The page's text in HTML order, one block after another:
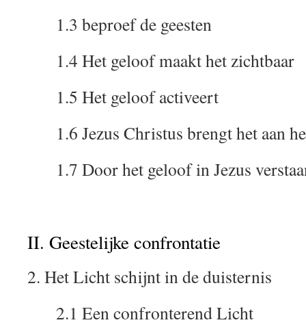
1.3 beproef de geesten
1.4 Het geloof maakt het zichtbaar
1.5 Het geloof activeert
1.6 Jezus Christus brengt het aan
1.7 Door het geloof in Jezus
II. Geestelijke confrontatie
2. Het Licht schijnt in de duisternis
2.1 Een confronterend Licht